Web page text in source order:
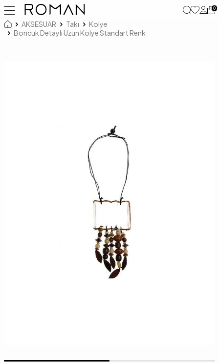
0
AKSESUAR Takı
Kolye
Boncuk Detaylı Uzun Kolye Standart Renk